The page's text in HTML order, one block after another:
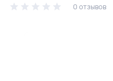
0 отзывов